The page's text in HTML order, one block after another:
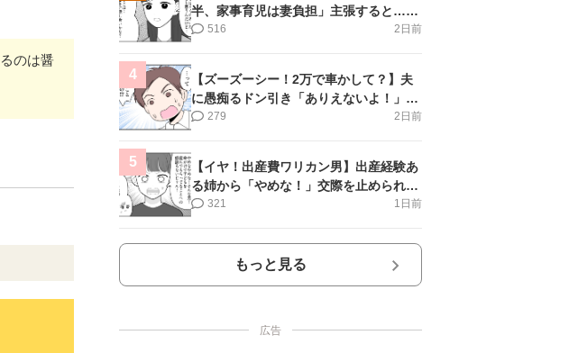
のは醤
半、家事育児は妻負担」主張すると…＜
第11話＞#4コマ母道場
2日前
516
4
【ズーズーシー！2万で車かして？】夫
に愚痴るドン引き「ありえないよ！」＜
第16話＞#4コマ母道場
2日前
279
5
【イヤ！出産費ワリカン男】出産経験あ
る姉から「やめな！」交際を止められ＜
第12話＞#4コマ母道場
1日前
321
もっと見る
広告